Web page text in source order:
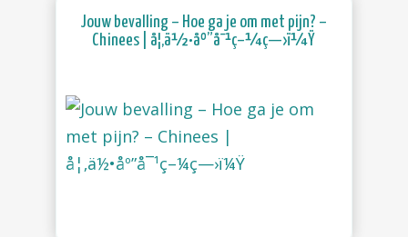
Jouw bevalling – Hoe ga je om met pijn? –
Chinees | å¦‚ä½•åº”å¯¹ç–¼ç—›ï¼Ÿ